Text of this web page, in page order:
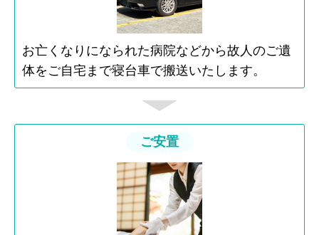
お亡くなりになられた病院などから故人のご遺
体をご自宅まで寝台車で搬送いたします。
ご安置